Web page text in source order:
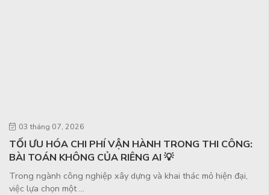
03 tháng 07, 2026
TỐI ƯU HÓA CHI PHÍ VẬN HÀNH TRONG THI CÔNG:
BÀI TOÁN KHÔNG CỦA RIÊNG AI 💡
Trong ngành công nghiệp xây dựng và khai thác mỏ hiện đại,
việc lựa chọn một ...